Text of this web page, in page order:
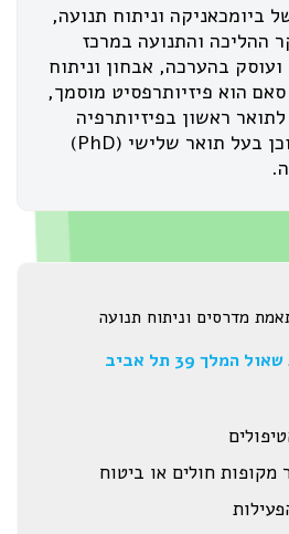
ביומכאניקה וניתוח תנועה,
והתנועה במרכז
בהערכה, אבחון וניתוח
הוא פיזיותרפסיט מוסמך,
ראשון בפיזיותרפיה
(B.PT) ושני (M.Sc) וכן בעל תואר שלישי (PhD)
מדרסים וניתוח תנועה
המלך 39 תל אביב
חולים או ביטוח